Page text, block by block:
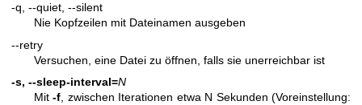
-q, --quiet, --silent
Nie Kopfzeilen mit Dateinamen ausgeben
--retry
Versuchen, eine Datei zu öffnen, falls sie unerreichbar ist
-s, --sleep-interval=N
Mit-f , zwischen Iterationen etwa N Sekunden (Voreinstellung: